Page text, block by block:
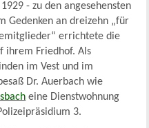
- zu den angesehensten
Gedenken an dreizehn „für
errichtete die
ihrem Friedhof. Als
im Vest und im
Dr. Auerbach wie
eine Dienstwohnung
3.